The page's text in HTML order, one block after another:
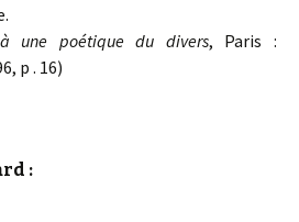
une poétique du divers, Paris :
p . 16)
: